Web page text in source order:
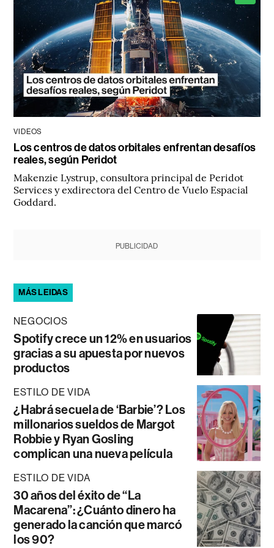
VIDEOS
Los centros de datos orbitales enfrentan desafíos
reales, según Peridot
Makenzie Lystrup, consultora principal de Peridot
Services y exdirectora del Centro de Vuelo Espacial
Goddard.
PUBLICIDAD
MÁS LEIDAS
NEGOCIOS
Spotify crece un 12% en usuarios
gracias a su apuesta por nuevos
productos
ESTILO DE VIDA
¿Habrá secuela de ‘Barbie’? Los
millonarios sueldos de Margot
Robbie y Ryan Gosling
complican una nueva película
ESTILO DE VIDA
30 años del éxito de “La
Macarena”: ¿Cuánto dinero ha
generado la canción que marcó
los 90?